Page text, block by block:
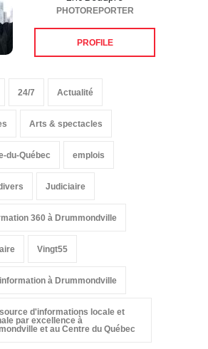
PHOTOREPORTER
PROFILE
24/7 Actualité
Arts & spectacles
du-Québec emplois
Judiciaire
360 à Drummondville
Vingt55
à Drummondville
d'informations locale et
par excellence à
et au Centre du Québec